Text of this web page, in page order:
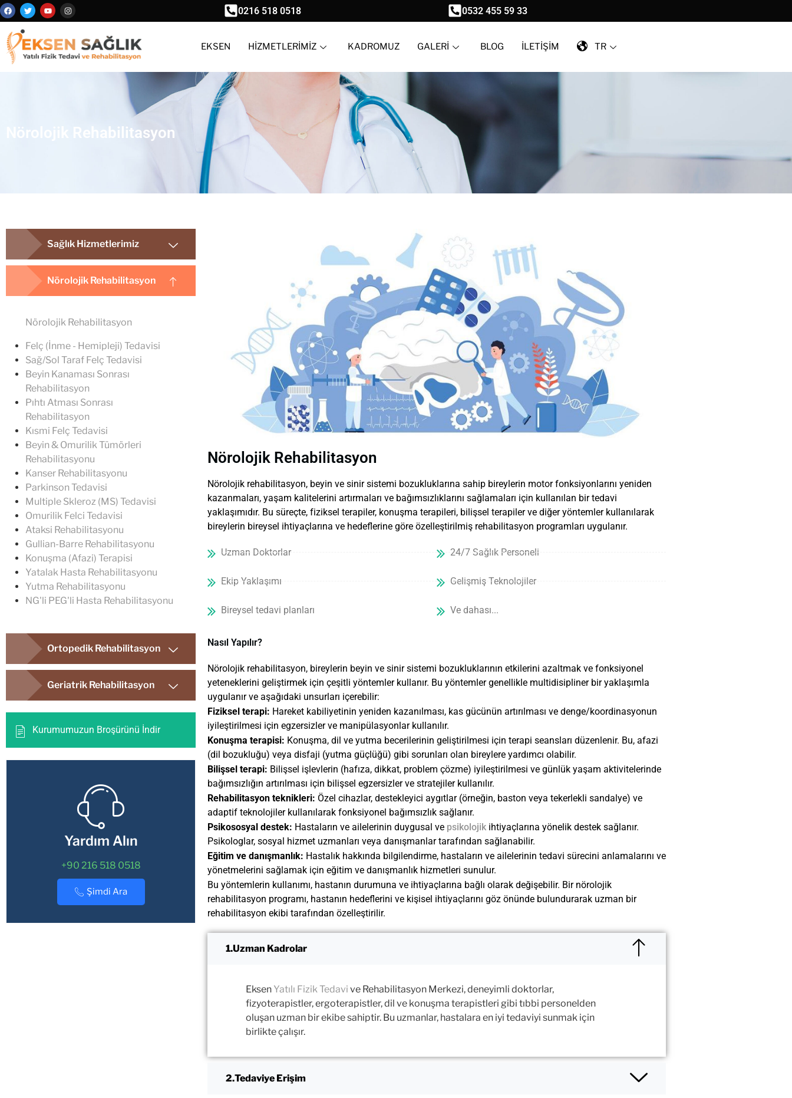
0216 518 0518 0532 455 59 33
EKSEN HİZMETLERİMİZ KADROMUZ GALERİ BLOG İLETİŞİM TR
Nörolojik Rehabilitasyon
Sağlık Hizmetlerimiz
Nörolojik Rehabilitasyon
Nörolojik Rehabilitasyon
Felç (İnme - Hemipleji) Tedavisi
Sağ/Sol Taraf Felç Tedavisi
Beyin Kanaması Sonrası
Rehabilitasyon
Pıhtı Atması Sonrası
Rehabilitasyon
Kısmi Felç Tedavisi
Beyin & Omurilik Tümörleri
Rehabilitasyonu
Kanser Rehabilitasyonu
Parkinson Tedavisi
Multiple Skleroz (MS) Tedavisi
Omurilik Felci Tedavisi
Ataksi Rehabilitasyonu
Gullian-Barre Rehabilitasyonu
Konuşma (Afazi) Terapisi
Yatalak Hasta Rehabilitasyonu
Yutma Rehabilitasyonu
NG'li PEG'li Hasta Rehabilitasyonu
Ortopedik Rehabilitasyon
Geriatrik Rehabilitasyon
Kurumumuzun Broşürünü İndir
Yardım Alın
+90 216 518 0518
Şimdi Ara
Nörolojik Rehabilitasyon
Nörolojik rehabilitasyon, beyin ve sinir sistemi bozukluklarına sahip bireylerin motor fonksiyonlarını yeniden
kazanmaları, yaşam kalitelerini artırmaları ve bağımsızlıklarını sağlamaları için kullanılan bir tedavi
yaklaşımıdır. Bu süreçte, fiziksel terapiler, konuşma terapileri, bilişsel terapiler ve diğer yöntemler kullanılarak
bireylerin bireysel ihtiyaçlarına ve hedeflerine göre özelleştirilmiş rehabilitasyon programları uygulanır.
Uzman Doktorlar
Ekip Yaklaşımı
Bireysel tedavi planları
24/7 Sağlık Personeli
Gelişmiş Teknolojiler
Ve dahası...
Nasıl Yapılır?
Nörolojik rehabilitasyon, bireylerin beyin ve sinir sistemi bozukluklarının etkilerini azaltmak ve fonksiyonel
yeteneklerini geliştirmek için çeşitli yöntemler kullanır. Bu yöntemler genellikle multidisipliner bir yaklaşımla
uygulanır ve aşağıdaki unsurları içerebilir:
Fiziksel terapi: Hareket kabiliyetinin yeniden kazanılması, kas gücünün artırılması ve denge/koordinasyonun
iyileştirilmesi için egzersizler ve manipülasyonlar kullanılır.
Konuşma terapisi: Konuşma, dil ve yutma becerilerinin geliştirilmesi için terapi seansları düzenlenir. Bu, afazi
(dil bozukluğu) veya disfaji (yutma güçlüğü) gibi sorunları olan bireylere yardımcı olabilir.
Bilişsel terapi: Bilişsel işlevlerin (hafıza, dikkat, problem çözme) iyileştirilmesi ve günlük yaşam aktivitelerinde
bağımsızlığın artırılması için bilişsel egzersizler ve stratejiler kullanılır.
Rehabilitasyon teknikleri: Özel cihazlar, destekleyici aygıtlar (örneğin, baston veya tekerlekli sandalye) ve
adaptif teknolojiler kullanılarak fonksiyonel bağımsızlık sağlanır.
Psikososyal destek: Hastaların ve ailelerinin duygusal ve psikolojik ihtiyaçlarına yönelik destek sağlanır.
Psikologlar, sosyal hizmet uzmanları veya danışmanlar tarafından sağlanabilir.
Eğitim ve danışmanlık: Hastalık hakkında bilgilendirme, hastaların ve ailelerinin tedavi sürecini anlamalarını ve
yönetmelerini sağlamak için eğitim ve danışmanlık hizmetleri sunulur.
Bu yöntemlerin kullanımı, hastanın durumuna ve ihtiyaçlarına bağlı olarak değişebilir. Bir nörolojik
rehabilitasyon programı, hastanın hedeflerini ve kişisel ihtiyaçlarını göz önünde bulundurarak uzman bir
rehabilitasyon ekibi tarafından özelleştirilir.
Uzman Kadrolar
Eksen Yatılı Fizik Tedavi ve Rehabilitasyon Merkezi, deneyimli doktorlar,
fizyoterapistler, ergoterapistler, dil ve konuşma terapistleri gibi tıbbi personelden
oluşan uzman bir ekibe sahiptir. Bu uzmanlar, hastalara en iyi tedaviyi sunmak için
birlikte çalışır.
Tedaviye Erişim